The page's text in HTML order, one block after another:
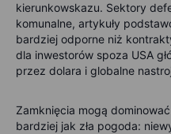
kierunkowskazu. Sektory
komunalne, artykuły
bardziej odporne niż
dla inwestorów spoza USA
przez dolara i globalne
Zamknięcia mogą
bardziej jak zła pogoda: